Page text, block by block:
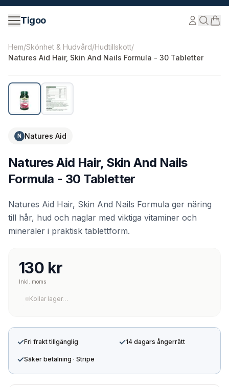
Hoppa till innehåll
Tigoo
©2026Nutri Nordic AB.Alla rättigheter förbehållna.
Hem/Skönhet & Hudvård/Hudtillskott/
Natures Aid Hair, Skin And Nails Formula - 30 Tabletter
N Natures Aid
Natures Aid Hair, Skin And Nails
Formula - 30 Tabletter
Natures Aid Hair, Skin And Nails Formula ger näring
till hår, hud och naglar med viktiga vitaminer och
mineraler i praktisk tablettform.
130 kr
Inkl. moms
Kollar lager…
✓Fri frakt tillgänglig ✓14 dagars ångerrätt
✓Säker betalning · Stripe